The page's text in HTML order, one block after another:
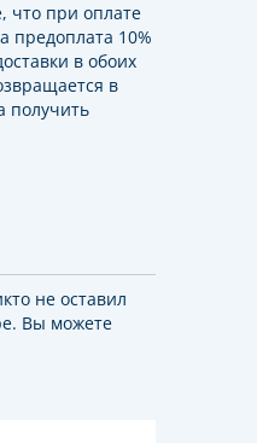
что при оплате
предоплата 10%
в обоих
в
получить
не оставил
Вы можете